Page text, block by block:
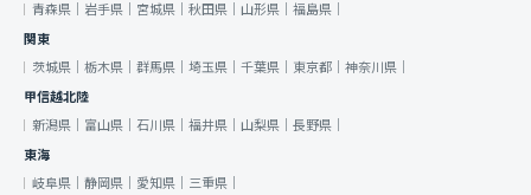
青森県｜ 岩手県｜ 宮城県｜ 秋田県｜ 山形県｜ 福島県｜
関東
茨城県｜ 栃木県｜ 群馬県｜ 埼玉県｜ 千葉県｜ 東京都｜ 神奈川県｜
甲信越北陸
新潟県｜ 富山県｜ 石川県｜ 福井県｜ 山梨県｜ 長野県｜
東海
岐阜県｜ 静岡県｜ 愛知県｜ 三重県｜